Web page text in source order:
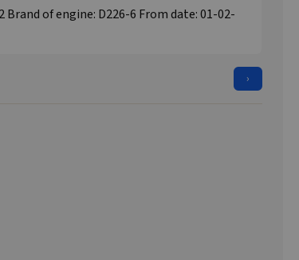
of engine: D226-6 From date: 01-02-
›